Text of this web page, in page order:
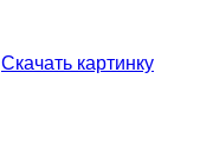
Скачать картинку